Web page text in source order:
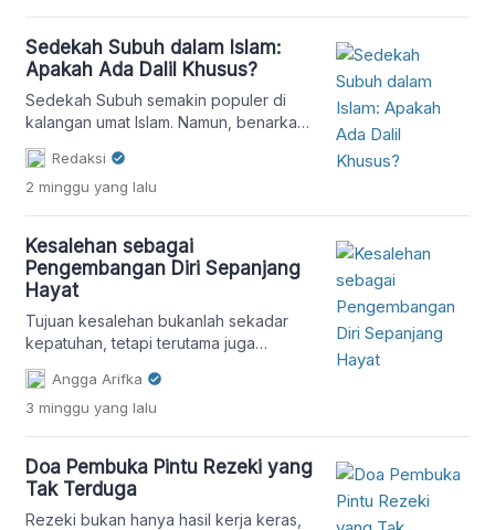
seharusnya kita menyikapi kondisi sulit
yang kita hadapi? Marilah kita
renungkan bersama melalui khutbah
Jumat kali ini. Setiap orang pasti pernah
berada pada titik kehidupan yang […]
Sedekah Subuh dalam Islam:
Apakah Ada Dalil Khusus?
Sedekah Subuh semakin populer di
kalangan umat Islam. Namun, benarkah
ada dalil khusus yang
menganjurkannya? Simak penjelasan
hadis, ayat Al-Qur'an, dan makna
Redaksi
2 minggu yang lalu
Kesalehan sebagai
Pengembangan Diri Sepanjang
Hayat
Tujuan kesalehan bukanlah sekadar
kepatuhan, tetapi terutama juga
transformasi.
Angga Arifka
3 minggu yang lalu
Doa Pembuka Pintu Rezeki yang
Tak Terduga
Rezeki bukan hanya hasil kerja keras,